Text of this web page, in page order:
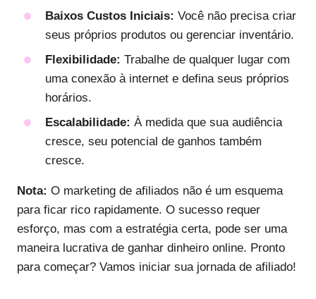
Baixos Custos Iniciais: Você não precisa criar
seus próprios produtos ou gerenciar inventário.
Flexibilidade: Trabalhe de qualquer lugar com
uma conexão à internet e defina seus próprios
horários.
Escalabilidade: À medida que sua audiência
cresce, seu potencial de ganhos também
cresce.
Nota: O marketing de afiliados não é um esquema
para ficar rico rapidamente. O sucesso requer
esforço, mas com a estratégia certa, pode ser uma
maneira lucrativa de ganhar dinheiro online. Pronto
para começar? Vamos iniciar sua jornada de afiliado!